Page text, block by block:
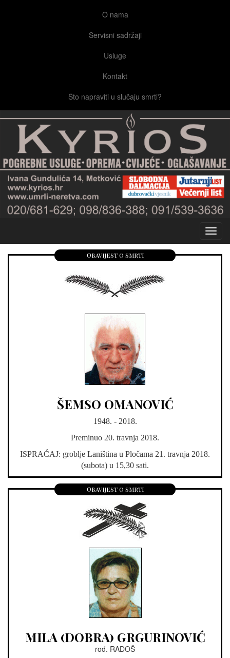
O nama
Servisni sadržaji
Usluge
Kontakt
Što napraviti u slučaju smrti?
Obavijest o smrti
ŠEMSO OMANOVIĆ
1948. - 2018.
Preminuo 20. travnja 2018.
ISPRAĆAJ: groblje Laniština u Pločama 21. travnja 2018.
(subota) u 15,30 sati.
Obavijest o smrti
MILA (DOBRA) GRGURINOVIĆ
rođ. RADOŠ